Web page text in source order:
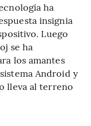
ha
insignia
Luego
se ha
los amantes
Android y
lleva al terreno